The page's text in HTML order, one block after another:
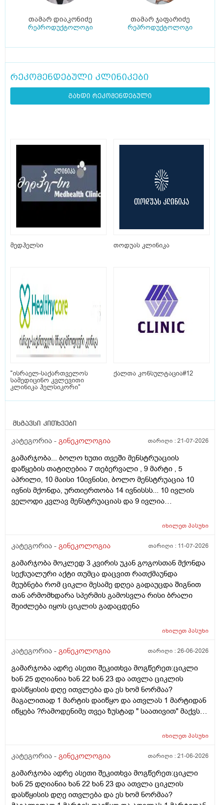
თამარ დიაკონიძე
რეპროდუქტოლოგი
თამარ ჯაფარიძე
რეპროდუქტოლოგი
რეკომენდებული კლინიკები
გახდი რეკომენდებული
მედჰელსი თოდუას კლინიკა
"ისრაელ-საქართველოს
სამედიცინო კვლევითი
კლინიკა ჰელსიკორი"
ქალთა კონსულტაცია#12
მსგავსი კითხვები
კატეგორია - გინეკოლოგია თარიღი :21-07-2026
გამარჯობა... ბოლო ხუთი თვეში მენსტრუაციის
დაწყების თატიღებია 7 თებერვალი , 9 მარტი , 5
აპრილი, 10 მაისი 10ივნისი, ბოლო მენსტრუაცია 10
ივნის მქონდა, ურთიერთობა 14 ივნისსს... 10 ივლის
ველოდი კვლავ მენსტრუაციას და 9 ივლია
მენსტრუაცია 10 დღეა გადამიცდს,,, ორსულობას არ
თვე გავიდა... 9 ივლის რო დავორსულებოდი როგორ
ტკივილის ხან არა, შარდვის შემდეგ ტკივილი და
შებერილობის შეგრძმება...ჩემით ორციპოლი და
ნოშპაც დავლიეე.... რა უნდა ვქნა
იხილეთპასუხი
კატეგორია - გინეკოლოგია თარიღი : 11-07-2026
გამარჯობა მოკლედ 3 კვირის უკან გოგოსთან მქონდა
სექსუალური აქტი თუმცა დაცვით რათქმაუნდა
მეუბნება რომ ციკლი მესამე დღეა გადაუცდა შიგნით
თან არმომხდარა სპერმის გამოსვლა რისი ბრალი
შეიძლება იყოს ციკლის გადაცდენა
იხილეთპასუხი
კატეგორია - გინეკოლოგია თარიღი :26-06-2026
გამარჯობა ადრე ასეთი შეკითხვა მოგწერეთ:ციკლი
ხან 25 დღიანია ხან 22 ხან 23 და ათვლა ციკლის
დასწყისის დღე ითვლება და ეს ხომ ნორმაა?
მაგალითად 1 მარტის დაიწყო და ათვლას 1 მარტიდან
იწყება ?რამოდენიმე თვეა ზუსტად " საათივით" მაქვს
მეშინია კიდევ ხომ არ ჩამოიწევს? მინდა რომ 25 ან
განმავლობაში ? შესაძლოა ისევ 23 ან 25 დღიანი
რამეა.ზოგადად წლებია აუტოიმონური თირეოდიტი
მაქვს.ხშირად მაქვს სანერვიულო.რითი შეიძლება
უნდაცკვების სახით რომ ვმართო ციკლის დღეები?
იხილეთპასუხი
კატეგორია - გინეკოლოგია თარიღი :21-06-2026
გამარჯობა ადრე ასეთი შეკითხვა მოგწერეთ:ციკლი
ხან 25 დღიანია ხან 22 ხან 23 და ათვლა ციკლის
დასწყისის დღე ითვლება და ეს ხომ ნორმაა?